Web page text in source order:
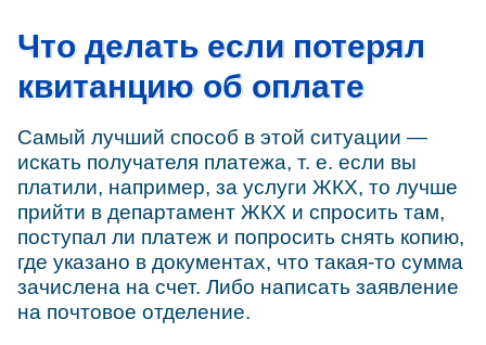
Что делать если потерял
квитанцию об оплате
Самый лучший способ в этой ситуации —
искать получателя платежа, т. е. если вы
платили, например, за услуги ЖКХ, то лучше
прийти в департамент ЖКХ и спросить там,
поступал ли платеж и попросить снять копию,
где указано в документах, что такая-то сумма
зачислена на счет. Либо написать заявление
на почтовое отделение.